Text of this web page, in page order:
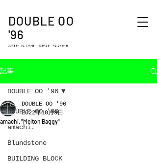
DOUBLE OO
'96
33°35′ 10.774″N 130°23′ 42.048″W
記事
DOUBLE OO '96
amachi.
Blundstone
BUILDING BLOCK
DOUBLE OO '96
amachi. "Melton Baggy"
DOUBLE OO '96
2022年10月9日